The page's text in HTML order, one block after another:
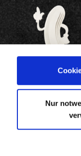
Nur
BEWIRB DICH